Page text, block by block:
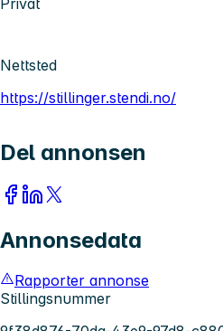
Privat
Nettsted
https://stillinger.stendi.no/
Del annonsen
Annonsedata
Rapporter annonse
Stillingsnummer